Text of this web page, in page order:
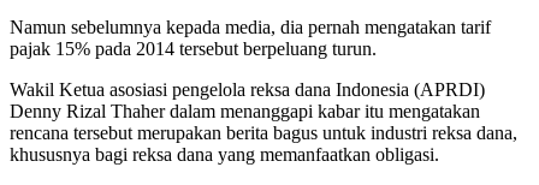
Namun sebelumnya kepada media, dia pernah mengatakan tarif
pajak 15% pada 2014 tersebut berpeluang turun.
Wakil Ketua asosiasi pengelola reksa dana Indonesia (APRDI)
Denny Rizal Thaher dalam menanggapi kabar itu mengatakan
rencana tersebut merupakan berita bagus untuk industri reksa dana,
khususnya bagi reksa dana yang memanfaatkan obligasi.